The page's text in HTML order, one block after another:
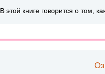
В этой книге говорится о том,